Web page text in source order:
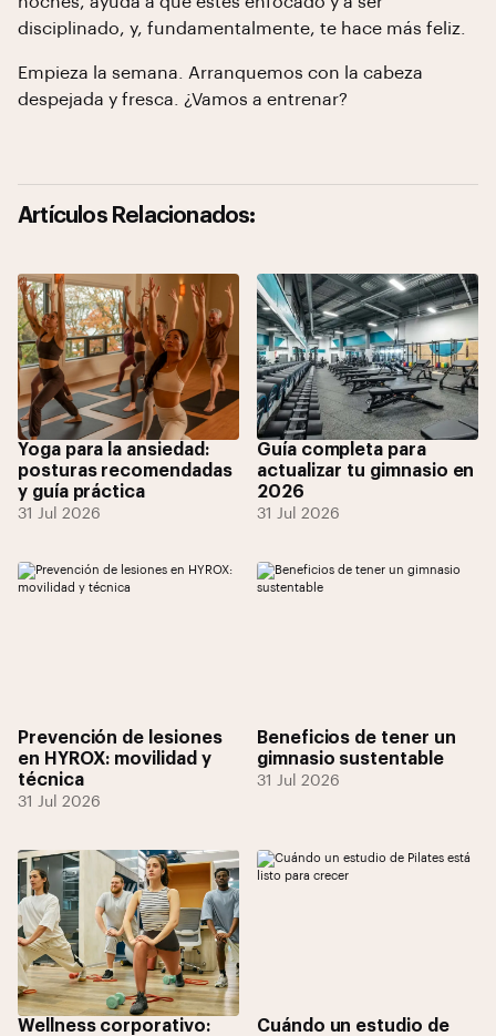
disciplinado, y, fundamentalmente, te hace más feliz.
Empieza la semana. Arranquemos con la cabeza
despejada y fresca. ¿Vamos a entrenar?
Artículos Relacionados:
Yoga para la ansiedad:
posturas recomendadas
y guía práctica
31 Jul 2026
Guía completa para
actualizar tu gimnasio en
2026
31 Jul 2026
Prevención de lesiones
en HYROX: movilidad y
técnica
31 Jul 2026
Beneficios de tener un
gimnasio sustentable
31 Jul 2026
Wellness corporativo:
Cuándo un estudio de